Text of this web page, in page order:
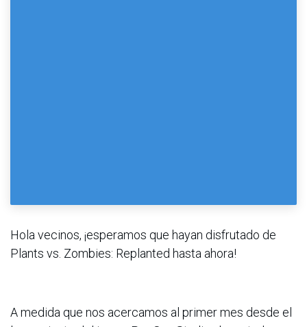
Hola vecinos, ¡esperamos que hayan disfrutado de
Plants vs. Zombies: Replanted hasta ahora!
A medida que nos acercamos al primer mes desde el